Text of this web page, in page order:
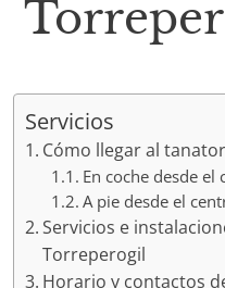
Servicios
Cómo llegar al
En coche desde
A pie desde el
Servicios e
Torreperogil
Horario y contactos